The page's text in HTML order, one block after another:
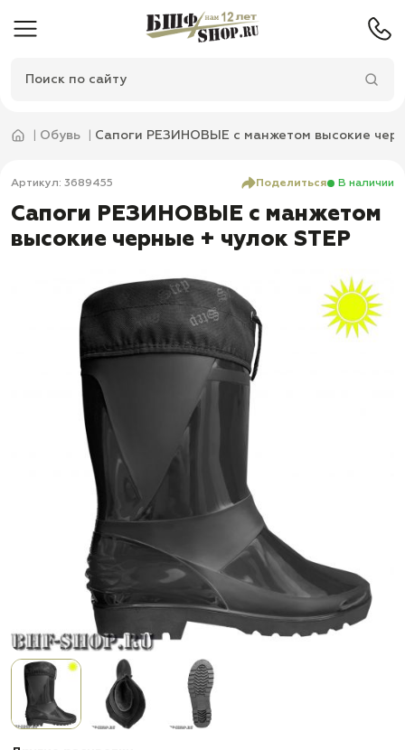
Обувь Сапоги РЕЗИНОВЫЕ с манжетом высокие
Артикул: 3689455 Поделиться В наличии
Сапоги РЕЗИНОВЫЕ с манжетом
высокие черные + чулок STEP